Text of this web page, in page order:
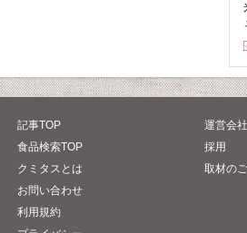
記事TOP
食品検索TOP
クミタスとは
お問い合わせ
利用規約
運営会社
採用
取材の